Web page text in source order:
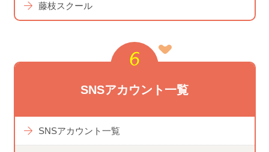
藤枝スクール
SNSアカウント一覧
SNSアカウント一覧